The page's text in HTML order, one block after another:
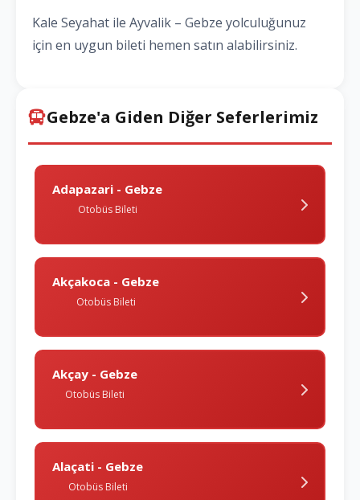
Kale Seyahat ile Ayvalik – Gebze yolculuğunuz
için en uygun bileti hemen satın alabilirsiniz.
Gebze'a Giden Diğer Seferlerimiz
Adapazari - Gebze
Otobüs Bileti
Akçakoca - Gebze
Otobüs Bileti
Akçay - Gebze
Otobüs Bileti
Alaçati - Gebze
Otobüs Bileti